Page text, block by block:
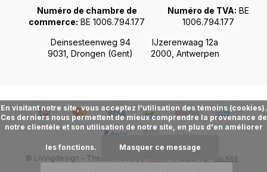
Deinsesteenweg 94
9031, Drongen (Gent)
IJzerenwaag 12a
2000, Antwerpen
Numéro de chambre de
commerce: BE 1006.794.177
Numéro de TVA: BE
1006.794.177
© Livingdesign - Theme made by Webdinge.nl Plan du site
En visitant notre site, vous acceptez l'utilisation des témoins (cookies).
Ces derniers nous permettent de mieux comprendre la provenance de
notre clientèle et son utilisation de notre site, en plus d'en améliorer
les fonctions. Masquer ce message
FIDÉLITÉ